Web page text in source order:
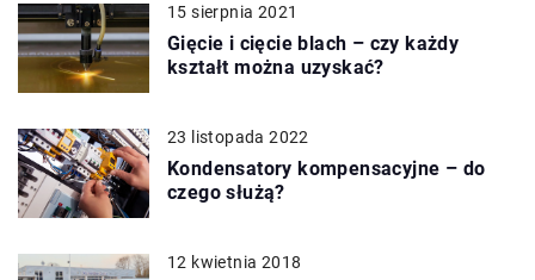
15 sierpnia 2021
Gięcie i cięcie blach – czy każdy
kształt można uzyskać?
23 listopada 2022
Kondensatory kompensacyjne – do
czego służą?
12 kwietnia 2018